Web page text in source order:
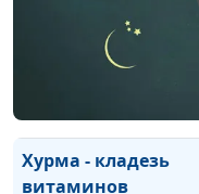
Польза зелени для
Хурма - кладезь
витаминов